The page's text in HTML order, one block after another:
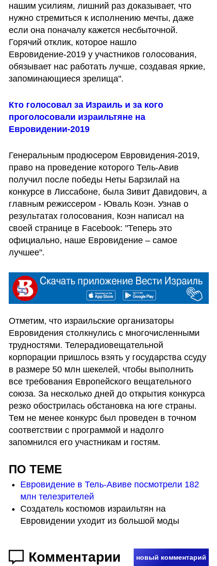
нашим усилиям, лишний раз доказывает, что
нужно стремиться к исполнению мечты, даже
если она поначалу кажется несбыточной.
Горячий отклик, которое нашло
Евровидение-2019 у участников голосования,
обязывает нас работать лучше, создавая яркие,
запоминающиеся зрелища".
Кто голосовал за Израиль и за кого
проголосовали израильтяне на
Евровидении-2019
Генеральным продюсером Евровидения-2019,
право на проведение которого Тель-Авив
получил после победы Неты Барзилай на
конкурсе в Лиссабоне, была Зивит Давидович, а
главным режиссером - Юваль Коэн. Узнав о
результатах голосования, Коэн написал на
своей странице в Facebook: "Теперь это
официально, наше Евровидение – самое
лучшее".
Отметим, что израильские организаторы
Евровидения столкнулись с многочисленными
трудностями. Телерадиовещательной
корпорации пришлось взять у государства ссуду
в размере 50 млн шекелей, чтобы выполнить
все требования Европейского вещательного
союза. За несколько дней до открытия конкурса
резко обострилась обстановка на юге страны.
Тем не менее конкурс был проведен в точном
соответствии с программой и надолго
запомнился его участникам и гостям.
ПО ТЕМЕ
Евровидение в Тель-Авиве посмотрели 182
млн телезрителей
Создатель костюмов израильтян на
Евровидении уходит из большой моды
Комментарии новый комментарий